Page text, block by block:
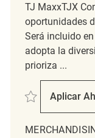
TJ MaxxTJX
oportunidades
Será incluido
adopta la
prioriza ...
SalvarAplicar